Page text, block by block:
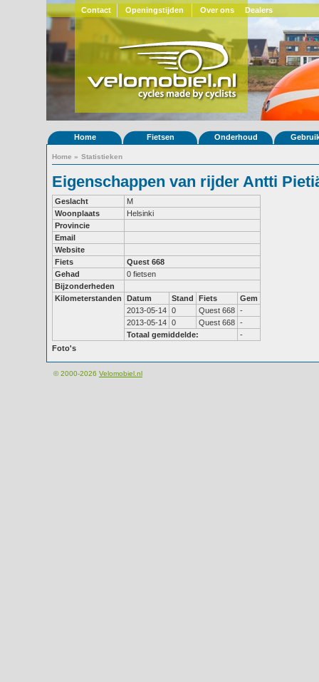
Contact Openingstijden Over ons Dealers
Home Fietsen Onderhoud
Home » Statistieken
Eigenschappen van rijder Antti
Geslacht
M
Woonplaats
Helsinki
Provincie
Email
Website
Fiets
Quest 668
Gehad
0 fietsen
Bijzonderheden
Kilometerstanden
Datum Stand Fiets
Gem
2013-05-14 0 Quest 668 -
2013-05-14 0 Quest 668 -
Totaal gemiddelde:
-
Foto's
© 2000-2026 Velomobiel.nl